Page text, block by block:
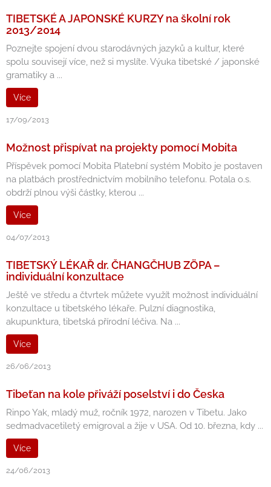
TIBETSKÉ A JAPONSKÉ KURZY na školní rok
2013/2014
Poznejte spojení dvou starodávných jazyků a kultur, které
spolu souvisejí více, než si myslíte. Výuka tibetské / japonské
gramatiky a ...
Více
17/09/2013
Možnost přispívat na projekty pomocí Mobita
Příspěvek pomocí Mobita Platební systém Mobito je postaven
na platbách prostřednictvím mobilního telefonu. Potala o.s.
obdrží plnou výši částky, kterou ...
Více
04/07/2013
TIBETSKÝ LÉKAŘ dr. ČHANGČHUB ZÖPA –
individuální konzultace
Ještě ve středu a čtvrtek můžete využít možnost individuální
konzultace u tibetského lékaře. Pulzní diagnostika,
akupunktura, tibetská přírodní léčiva. Na ...
Více
26/06/2013
Tibeťan na kole přiváží poselství i do Česka
Rinpo Yak, mladý muž, ročník 1972, narozen v Tibetu. Jako
sedmadvacetiletý emigroval a žije v USA. Od 10. března, kdy ...
Více
24/06/2013